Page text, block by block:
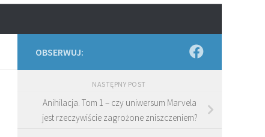
OBSERWUJ:
NASTĘPNY POST
Anihilacja. Tom 1 – czy uniwersum Marvela
jest rzeczywiście zagrożone zniszczeniem?